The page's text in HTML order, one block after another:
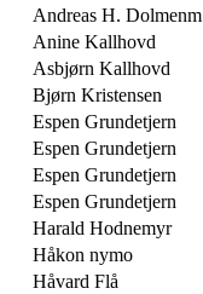
Andreas H. Dolmenm
Anine Kallhovd
Asbjørn Kallhovd
Bjørn Kristensen
Espen Grundetjern
Espen Grundetjern
Espen Grundetjern
Espen Grundetjern
Harald Hodnemyr
Håkon nymo
Håvard Flå